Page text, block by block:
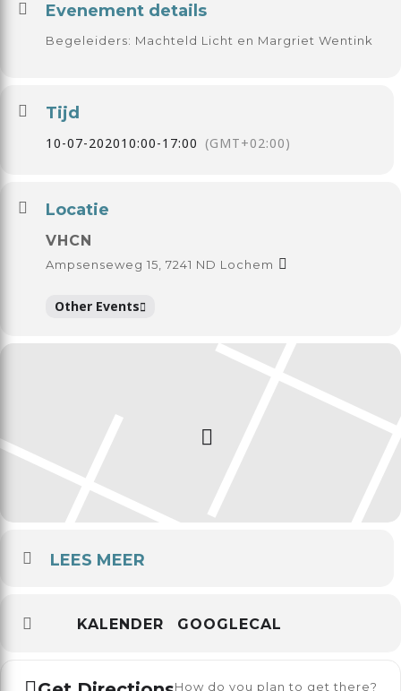
Evenement details
Begeleiders: Machteld Licht en Margriet Wentink
Tijd
10-07-202010:00-17:00 (GMT+02:00)
Locatie
VHCN
Ampsenseweg 15, 7241 ND Lochem
Other Events
LEES MEER
KALENDER GOOGLECAL
How do you plan to get there?